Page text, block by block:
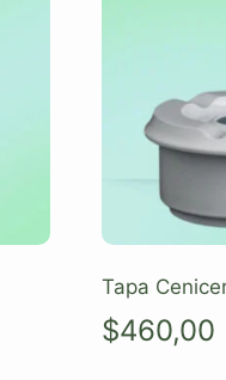
Tapa
$460,00